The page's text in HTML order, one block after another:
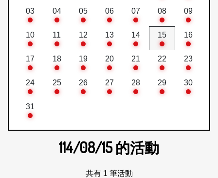
03 04 05 06 07 08 09
10 11 12 13 14 15 16
17 18 19 20 21 22 23
24 25 26 27 28 29 30
31
114/08/15的活動
共有 1 筆活動